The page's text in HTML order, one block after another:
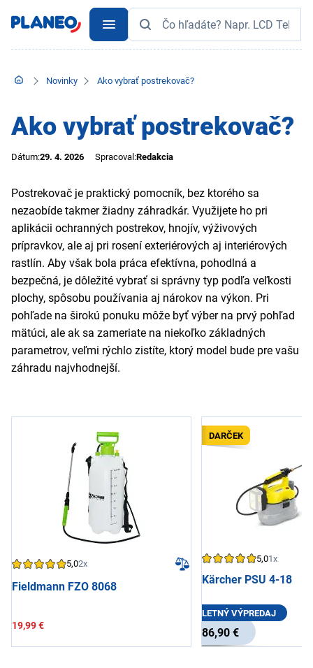
Novinky Ako vybrať postrekovač?
Ako vybrať postrekovač?
Dátum:29. 4. 2026 Spracoval:Redakcia
Postrekovač je praktický pomocník, bez ktorého sa
nezaobíde takmer žiadny záhradkár. Využijete ho pri
aplikácii ochranných postrekov, hnojív, výživových
prípravkov, ale aj pri rosení exteriérových aj interiérových
rastlín. Aby však bola práca efektívna, pohodlná a
bezpečná, je dôležité vybrať si správny typ podľa veľkosti
plochy, spôsobu používania aj nárokov na výkon. Pri
pohľade na širokú ponuku môže byť výber na prvý pohľad
mätúci, ale ak sa zameriate na niekoľko základných
parametrov, veľmi rýchlo zistíte, ktorý model bude pre vašu
záhradu najvhodnejší.
5,02x
Fieldmann FZO 8068
19,99 €
DARČEK
5,01x
Kärcher PSU 4-18
LETNÝ VÝPREDAJ
86,90 €